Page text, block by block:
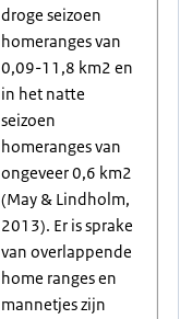
droge seizoen
homeranges van
0,09-11,8 km2 en
in het natte
seizoen
homeranges van
ongeveer 0,6 km2
(May & Lindholm,
2013). Er is sprake
van overlappende
home ranges en
mannetjes zijn